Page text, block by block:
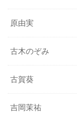
原由実
古木のぞみ
古賀葵
吉岡茉祐